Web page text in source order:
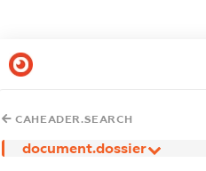
CAHEADER.SEARCH
document.dossier